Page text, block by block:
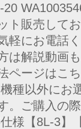
ト販売して
軽にお電話
は解説動画
ページはこ
種以外にお
。ご購入の
様【8L-3】